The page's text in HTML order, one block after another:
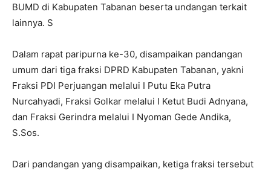
BUMD di Kabupaten Tabanan beserta undangan terkait
lainnya. S
Dalam rapat paripurna ke-30, disampaikan pandangan
umum dari tiga fraksi DPRD Kabupaten Tabanan, yakni
Fraksi PDI Perjuangan melalui I Putu Eka Putra
Nurcahyadi, Fraksi Golkar melalui I Ketut Budi Adnyana,
dan Fraksi Gerindra melalui I Nyoman Gede Andika,
S.Sos.
Dari pandangan yang disampaikan, ketiga fraksi tersebut